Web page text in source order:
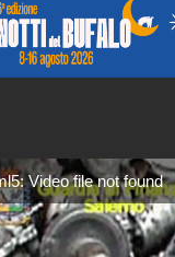
Video file not found